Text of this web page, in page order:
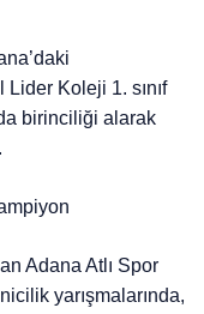
Koleji 1. sınıf
birinciliği alarak
Adana Atlı Spor
yarışmalarında,